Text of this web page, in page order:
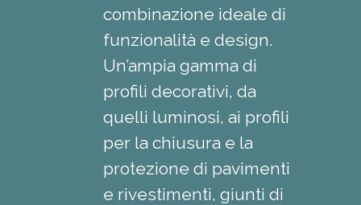
combinazione ideale di
funzionalità e design.
Un’ampia gamma di
profili decorativi, da
quelli luminosi, ai profili
per la chiusura e la
protezione di pavimenti
e rivestimenti, giunti di